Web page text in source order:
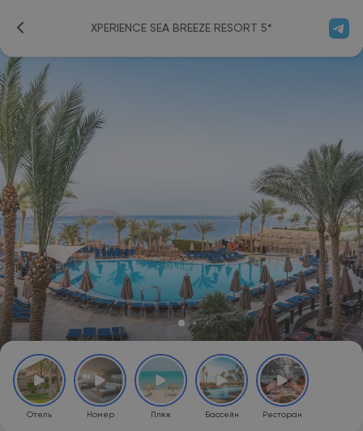
XPERIENCE SEA BREEZE RESORT 5*
Отель Номер Пляж Бассейн Ресторан